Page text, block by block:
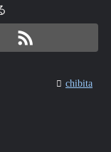
chibita